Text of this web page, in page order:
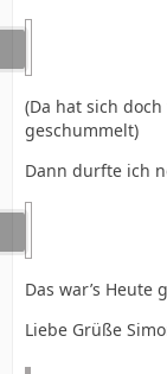
(Da hat sich
geschummelt)
Dann durfte ich
Das war’s Heute
Liebe Grüße